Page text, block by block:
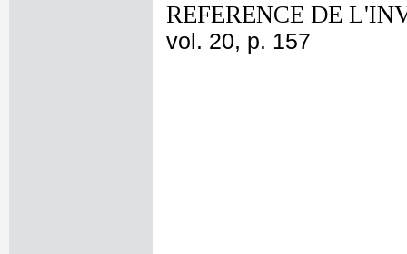
REFERENCE DE
vol. 20, p. 157